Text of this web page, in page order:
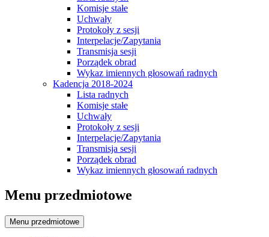
Komisje stałe
Uchwały
Protokoły z sesji
Interpelacje/Zapytania
Transmisja sesji
Porządek obrad
Wykaz imiennych głosowań radnych
Kadencja 2018-2024
Lista radnych
Komisje stałe
Uchwały
Protokoły z sesji
Interpelacje/Zapytania
Transmisja sesji
Porządek obrad
Wykaz imiennych głosowań radnych
Menu przedmiotowe
Menu przedmiotowe